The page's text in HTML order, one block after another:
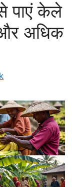
पाएं केले
और अधिक